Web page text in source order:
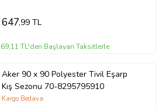
647,99 TL
69,11 TL'den Başlayan Taksitlerle
Aker 90 x 90 Polyester Tivil Eşarp
Kış Sezonu 70-8295795910
Kargo Bedava